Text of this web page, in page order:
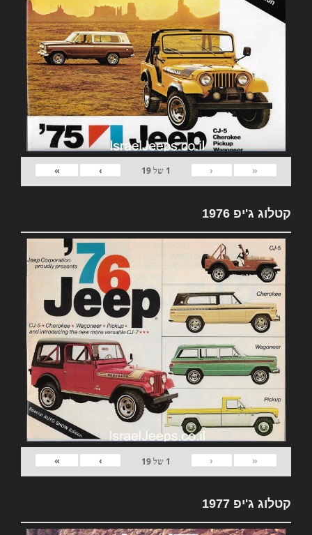
«
‹
1 של19
›
»
קטלוג ג'יפ 1976
«
‹
1 של19
›
»
קטלוג ג'יפ 1977